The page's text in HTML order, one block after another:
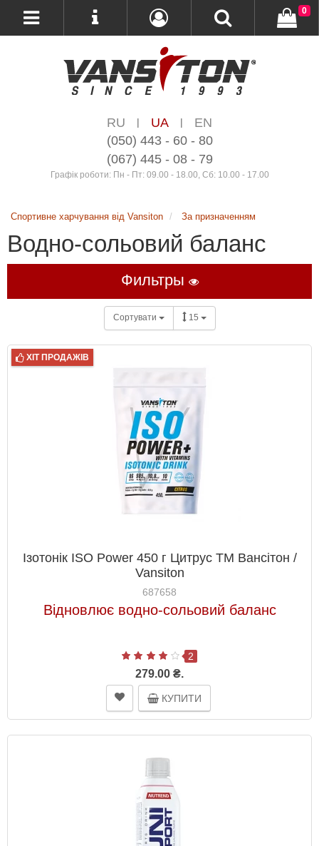
RU | UA |
EN
(050) 443 - 60 - 80
(067) 445 - 08 - 79
Графік роботи: Пн - Пт: 09.00 - 18.00, Сб: 10.00 - 17.00
0
Спортивне харчування від Vansiton За призначенням
Водно-сольовий баланс
Фильтры
Сортувати 15
ХІТ ПРОДАЖІВ
Ізотонік ISO Power 450 г Цитрус ТМ Вансітон /
Vansiton
687658
Відновлює водно-сольовий баланс
2
279.00 ₴.
КУПИТИ